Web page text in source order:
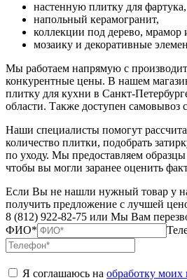
настенную плитку для фартука,
напольный керамогранит,
коллекции под дерево, мрамор
мозаику и декоративные
Мы работаем напрямую с
конкурентные цены. В нашем
плитку для кухни в Санкт-
области. Также доступен самовывоз
Наши специалисты помогут
количество плитки, подобрать
по уходу. Мы предоставляем
чтобы вы могли заранее оценить
Если Вы не нашли нужный товар у
получить предложение с лучшей
8 (812) 922-82-75 или Мы Вам
ФИО*
Я соглашаюсь на обработку